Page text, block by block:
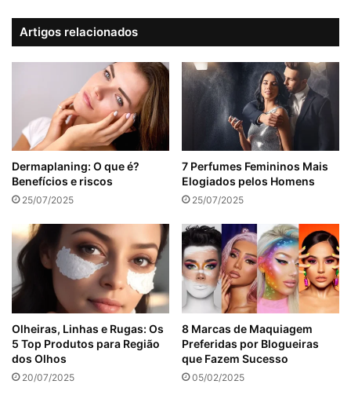
Artigos relacionados
Dermaplaning: O que é?
Benefícios e riscos
25/07/2025
7 Perfumes Femininos Mais
Elogiados pelos Homens
25/07/2025
Olheiras, Linhas e Rugas: Os
5 Top Produtos para Região
dos Olhos
20/07/2025
8 Marcas de Maquiagem
Preferidas por Blogueiras
que Fazem Sucesso
05/02/2025